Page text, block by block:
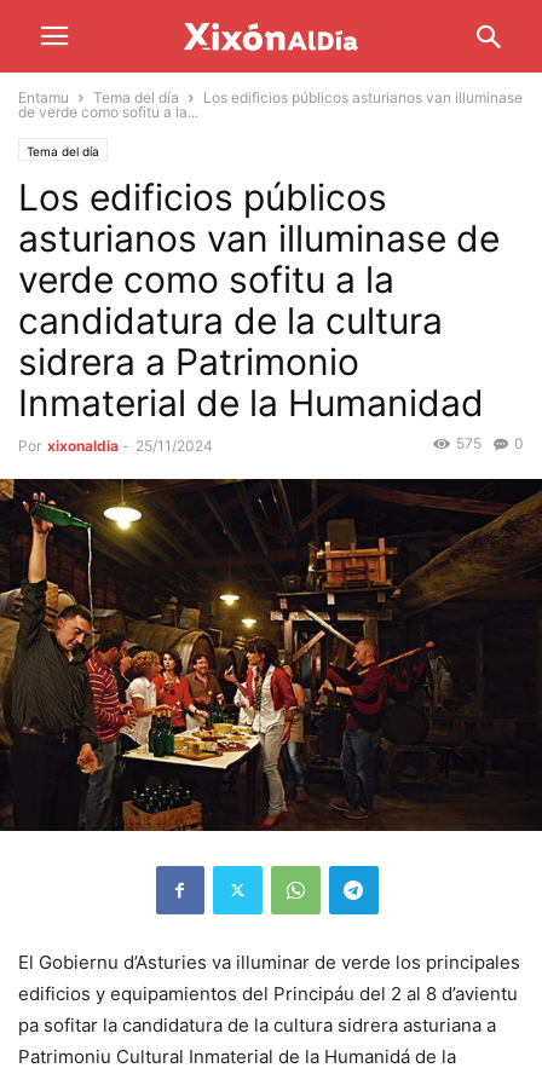
Entamu Tema del día
Los edificios públicos asturianos van illuminase
de verde como sofitu a la...
Tema del día
Los edificios públicos
asturianos van illuminase de
verde como sofitu a la
candidatura de la cultura
sidrera a Patrimonio
Inmaterial de la Humanidad
Por xixonaldia - 25/11/2024 0
575
El Gobiernu d’Asturies va illuminar de verde los principales
edificios y equipamientos del Principáu del 2 al 8 d’avientu
pa sofitar la candidatura de la cultura sidrera asturiana a
Patrimoniu Cultural Inmaterial de la Humanidá de la